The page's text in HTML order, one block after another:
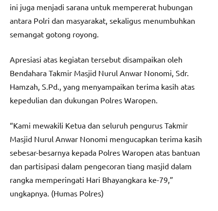
ini juga menjadi sarana untuk mempererat hubungan
antara Polri dan masyarakat, sekaligus menumbuhkan
semangat gotong royong.
Apresiasi atas kegiatan tersebut disampaikan oleh
Bendahara Takmir Masjid Nurul Anwar Nonomi, Sdr.
Hamzah, S.Pd., yang menyampaikan terima kasih atas
kepedulian dan dukungan Polres Waropen.
“Kami mewakili Ketua dan seluruh pengurus Takmir
Masjid Nurul Anwar Nonomi mengucapkan terima kasih
sebesar-besarnya kepada Polres Waropen atas bantuan
dan partisipasi dalam pengecoran tiang masjid dalam
rangka memperingati Hari Bhayangkara ke-79,”
ungkapnya. (Humas Polres)